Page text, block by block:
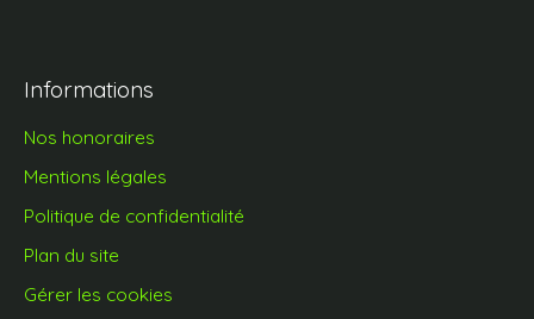
Informations
Nos honoraires
Mentions légales
Politique de confidentialité
Plan du site
Gérer les cookies